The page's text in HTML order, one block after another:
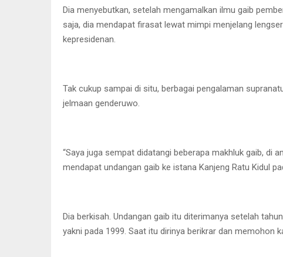
Dia menyebutkan, setelah mengamalkan ilmu gaib
saja, dia mendapat firasat lewat mimpi menjelang
kepresidenan.
Tak cukup sampai di situ, berbagai pengalaman
jelmaan genderuwo.
“Saya juga sempat didatangi beberapa makhluk gaib, di
mendapat undangan gaib ke istana Kanjeng Ratu Kidul
Dia berkisah. Undangan gaib itu diterimanya setelah
yakni pada 1999. Saat itu dirinya berikrar dan memohon